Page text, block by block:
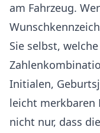
am Fahrzeug.
Sie selbst,
Initialen,
leicht merkbaren
nicht nur, dass